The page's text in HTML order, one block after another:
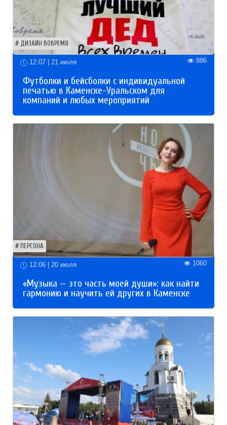
ДИЗАЙН ВОВРЕМЯ
12:07 | 21 июля 886
Футболки и бейсболки с индивидуальной
печатью в Каменске-Уральском для
компаний и любых мероприятий
ПЕРСОНА
12:06 | 20 июля 1060
«Музыка — это часть моей души»: как найти
гармонию и научить ей других в Каменске